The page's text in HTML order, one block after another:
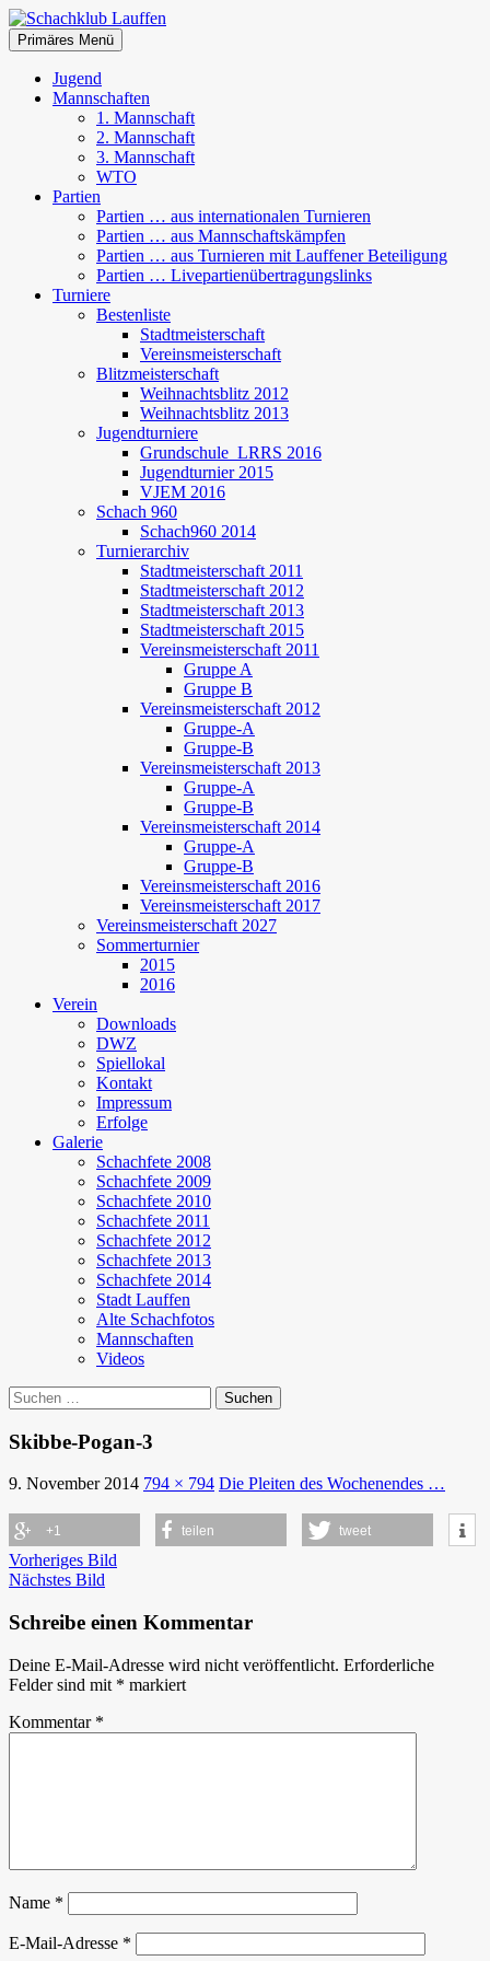
Zum
Inhalt
springen
Schachklub Lauffen
Suchen
Primäres Menü
Jugend
Mannschaften
1. Mannschaft
2. Mannschaft
3. Mannschaft
WTO
Partien
Partien … aus internationalen Turnieren
Partien … aus Mannschaftskämpfen
Partien … aus Turnieren mit Lauffener Beteiligung
Partien … Livepartienübertragungslinks
Turniere
Bestenliste
Stadtmeisterschaft
Vereinsmeisterschaft
Blitzmeisterschaft
Weihnachtsblitz 2012
Weihnachtsblitz 2013
Jugendturniere
Grundschule_LRRS 2016
Jugendturnier 2015
VJEM 2016
Schach 960
Schach960 2014
Turnierarchiv
Stadtmeisterschaft 2011
Stadtmeisterschaft 2012
Stadtmeisterschaft 2013
Stadtmeisterschaft 2015
Vereinsmeisterschaft 2011
Gruppe A
Gruppe B
Vereinsmeisterschaft 2012
Gruppe-A
Gruppe-B
Vereinsmeisterschaft 2013
Gruppe-A
Gruppe-B
Vereinsmeisterschaft 2014
Gruppe-A
Gruppe-B
Vereinsmeisterschaft 2016
Vereinsmeisterschaft 2017
Vereinsmeisterschaft 2027
Sommerturnier
2015
2016
Verein
Downloads
DWZ
Spiellokal
Kontakt
Impressum
Erfolge
Galerie
Schachfete 2008
Schachfete 2009
Schachfete 2010
Schachfete 2011
Schachfete 2012
Schachfete 2013
Schachfete 2014
Stadt Lauffen
Alte Schachfotos
Mannschaften
Videos
Suchen
nach:
Skibbe-Pogan-3
9. November 2014 794 × 794 Die Pleiten des Wochenendes …
+1 teilen tweet
Vorheriges Bild
Nächstes Bild
Schreibe einen Kommentar
Deine E-Mail-Adresse wird nicht veröffentlicht. Erforderliche
Felder sind mit * markiert
Kommentar *
Name *
E-Mail-Adresse *